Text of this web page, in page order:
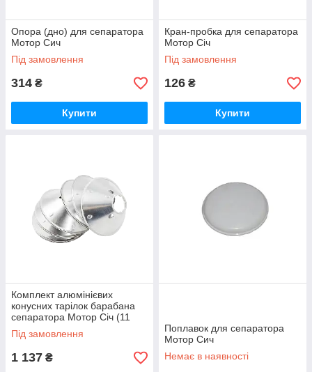
Опора (дно) для сепаратора
Мотор Сич
Під замовлення
314 ₴
Купити
Кран-пробка для сепаратора
Мотор Січ
Під замовлення
126 ₴
Купити
Комплект алюмінієвих
конусних тарілок барабана
сепаратора Мотор Січ (11
штук)
Під замовлення
1 137 ₴
Поплавок для сепаратора
Мотор Сич
Немає в наявності